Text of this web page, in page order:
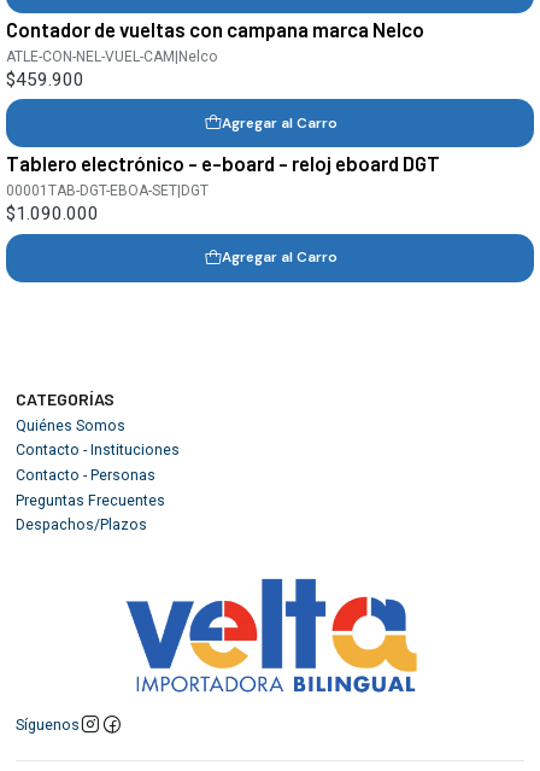
Contador de vueltas con campana marca Nelco
ATLE-CON-NEL-VUEL-CAM|Nelco
$459.900
Agregar al Carro
Tablero electrónico - e-board - reloj eboard DGT
00001TAB-DGT-EBOA-SET DGT
$1.090.000
Agregar al Carro
CATEGORÍAS
Quiénes Somos
Contacto - Instituciones
Contacto - Personas
Preguntas Frecuentes
Despachos/Plazos
Síguenos